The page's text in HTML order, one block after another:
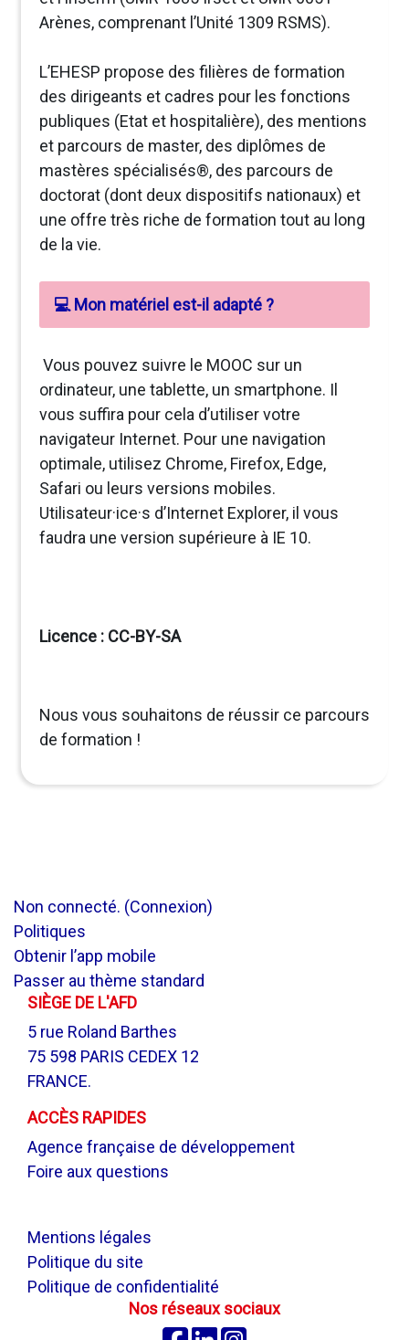
Arènes, comprenant l’Unité 1309 RSMS).
L’EHESP propose des filières de formation
des dirigeants et cadres pour les fonctions
publiques (Etat et hospitalière), des mentions
et parcours de master, des diplômes de
mastères spécialisés®, des parcours de
doctorat (dont deux dispositifs nationaux) et
une offre très riche de formation tout au long
de la vie.
💻 Mon matériel est-il adapté ?
Vous pouvez suivre le MOOC sur un
ordinateur, une tablette, un smartphone. Il
vous suffira pour cela d’utiliser votre
navigateur Internet. Pour une navigation
optimale, utilisez Chrome, Firefox, Edge,
Safari ou leurs versions mobiles.
Utilisateur·ice·s d’Internet Explorer, il vous
faudra une version supérieure à IE 10.
Licence : CC-BY-SA
Nous vous souhaitons de réussir ce parcours
de formation !
Non connecté. (Connexion)
Politiques
Obtenir l’app mobile
Passer au thème standard
SIÈGE DE L'AFD
5 rue Roland Barthes
75 598 PARIS CEDEX 12
FRANCE.
ACCÈS RAPIDES
Agence française de développement
Foire aux questions
Mentions légales
Politique du site
Politique de confidentialité
Nos réseaux sociaux